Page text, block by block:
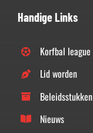
Handige Links
Korfbal league
Lid worden
Beleidsstukken
Nieuws